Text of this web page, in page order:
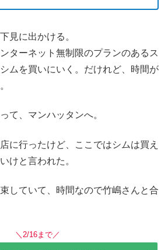
見に出かける。
ターネット無制限のプランのあるス
ムを買いにいく。だけれど、時間が
て、マンハッタンへ。
に行ったけど、ここではシムは買え
けと言われた。
していて、時間なので竹嶋さんと合
＼2/16まで／